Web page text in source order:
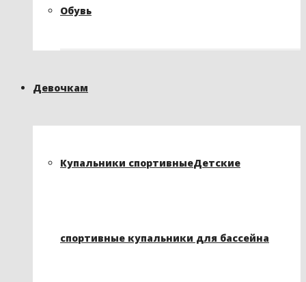
Обувь
Девочкам
Купальники спортивныеДетские
спортивные купальники для бассейна